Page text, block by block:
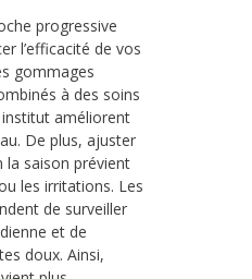
progressive
l’efficacité de vos
gommages
à des soins
améliorent
De plus, ajuster
la saison prévient
les irritations. Les
de surveiller
et de
doux. Ainsi,